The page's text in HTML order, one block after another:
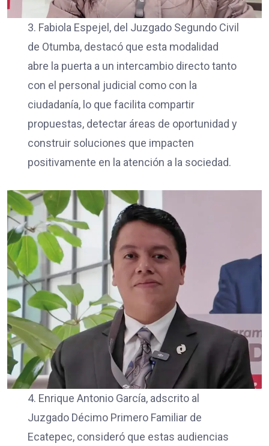
3. Fabiola Espejel, del Juzgado Segundo Civil
de Otumba, destacó que esta modalidad
abre la puerta a un intercambio directo tanto
con el personal judicial como con la
ciudadanía, lo que facilita compartir
propuestas, detectar áreas de oportunidad y
construir soluciones que impacten
positivamente en la atención a la sociedad.
4. Enrique Antonio García, adscrito al
Juzgado Décimo Primero Familiar de
Ecatepec, consideró que estas audiencias